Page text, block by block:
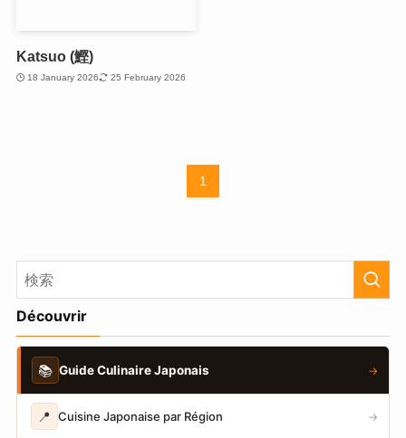
Katsuo (鰹)
18 January 2026 25 February 2026
1
Découvrir
📚 Guide Culinaire Japonais →
📍 Cuisine Japonaise par Région →